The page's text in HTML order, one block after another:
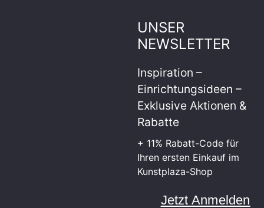
UNSER
NEWSLETTER
Inspiration –
Einrichtungsideen –
Exklusive Aktionen &
Rabatte
+ 11% Rabatt-Code für
Ihren ersten Einkauf im
Kunstplaza-Shop
Jetzt Anmelden